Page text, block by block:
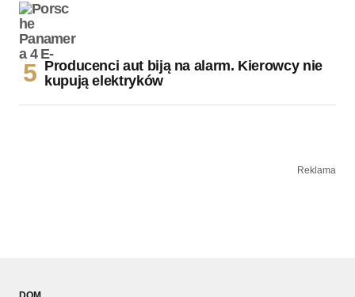
Producenci aut biją na alarm. Kierowcy nie
kupują elektryków
Reklama